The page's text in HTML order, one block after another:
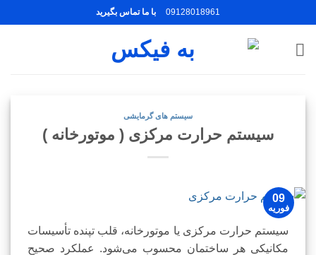
to
content
09128018961 با ما تماس بگیرید
سیستم های گرمایشی
سیستم حرارت مرکزی ( موتورخانه )
09
فوریه
سیستم حرارت مرکزی یا موتورخانه، قلب تپنده تأسیسات
مکانیکی هر ساختمان محسوب می‌شود. عملکرد صحیح